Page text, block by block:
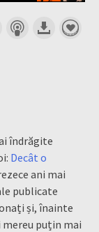
îndrăgite
Decât o
ani mai
publicate
și, înainte
mereu puțin mai